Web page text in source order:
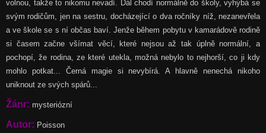
volnou, takže to nikomu nevadí. Dál chodí normálně do školy, vyhýbá se
svým rodičům, jen na sestru, docházející o dva ročníky níž, nezanevřela
a ve škole se s ní občas baví. Jenže během pobytu v kamarádově rodině
si časem začne všímat věcí, které nejsou až tak úplně normální, a
pochopí, že rodina, ze které utekla, možná nebylo to nejhorší, co ji kdy
mohlo potkat... Černá magie si nevybírá. A hlavně nenechá nikoho
uniknout ze svých spárů...
Žánr: mysteriózní
Autor: Poisson